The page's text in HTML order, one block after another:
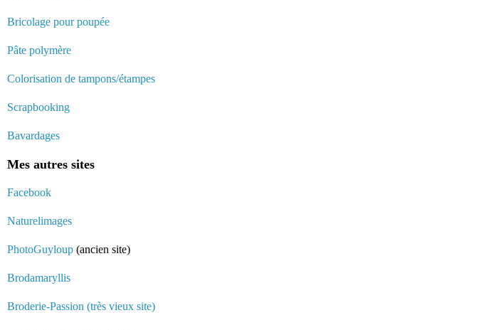
Bricolage pour poupée
Pâte polymère
Colorisation de tampons/étampes
Scrapbooking
Bavardages
Mes autres sites
Facebook
Naturelimages
PhotoGuyloup (ancien site)
Brodamaryllis
Broderie-Passion (très vieux site)